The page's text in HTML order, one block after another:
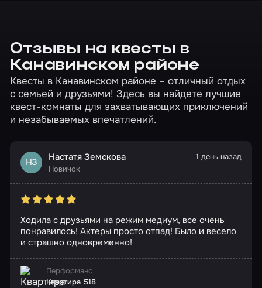
Отзывы на квесты в
Канавинском районе
Квесты в Канавинском районе – отличный отдых
с семьей и друзьями! Здесь вы найдете лучшие
квест-комнаты для захватывающих приключений
и незабываемых впечатлений.
НЗ Настатя Земскова
Новичок
1 день назад
Ходила с друзьями на режим медиум, все очень
понравилось! Актеры просто отпад! Было и весело
и страшно одновременно!
Перформанс
Квартира 518